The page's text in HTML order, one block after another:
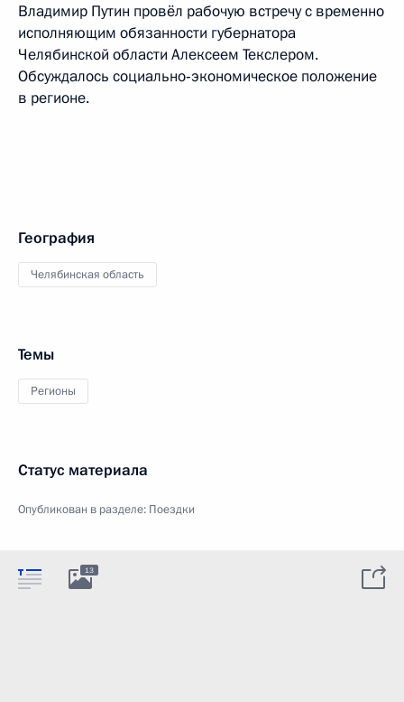
Владимир Путин провёл рабочую встречу с временно
исполняющим обязанности губернатора
Челябинской области Алексеем Текслером.
Обсуждалось социально‑экономическое положение
в регионе.
География
Челябинская область
Темы
Регионы
Статус материала
Опубликован в разделе: Поездки
13